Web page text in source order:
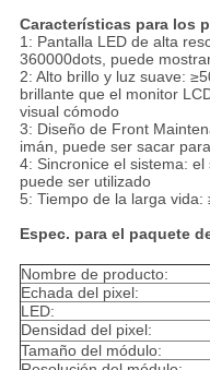
Características para los
1: Pantalla LED de alta
360000dots, puede
2: Alto brillo y luz suave:
brillante que el monitor
visual cómodo
3: Diseño de Front
imán, puede ser sacar
4: Sincronice el sistema:
puede ser utilizado
5: Tiempo de la larga vida:
Espec. para el paquete
Nombre de producto:
Echada del pixel:
LED:
Densidad del pixel:
Tamaño del módulo: